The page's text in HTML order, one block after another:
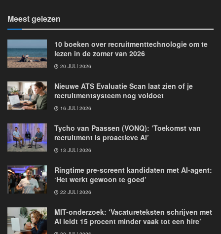
Meest gelezen
10 boeken over recruitmenttechnologie om te
lezen in de zomer van 2026
20 JULI 2026
Nieuwe ATS Evaluatie Scan laat zien of je
recruitmentsysteem nog voldoet
16 JULI 2026
Tycho van Paassen (VONQ): ‘Toekomst van
recruitment is proactieve AI’
13 JULI 2026
Ringtime pre-screent kandidaten met AI-agent:
‘Het werkt gewoon te goed’
22 JULI 2026
MIT-onderzoek: ‘Vacatureteksten schrijven met
AI leidt 15 procent minder vaak tot een hire’